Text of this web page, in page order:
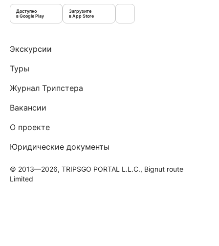
Доступно
в Google Play
Загрузите
в App Store
Экскурсии
Туры
Журнал Трипстера
Вакансии
О проекте
Юридические документы
© 2013—2026, TRIPSGO PORTAL L.L.C., Bignut route
Limited